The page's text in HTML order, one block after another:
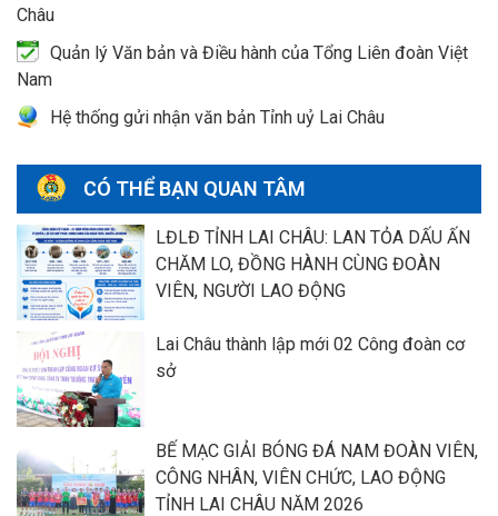
Châu
Quản lý Văn bản và Điều hành của Tổng Liên đoàn Việt
Nam
Hệ thống gửi nhận văn bản Tỉnh uỷ Lai Châu
CÓ THỂ BẠN QUAN TÂM
LĐLĐ TỈNH LAI CHÂU: LAN TỎA DẤU ẤN
CHĂM LO, ĐỒNG HÀNH CÙNG ĐOÀN
VIÊN, NGƯỜI LAO ĐỘNG
Lai Châu thành lập mới 02 Công đoàn cơ
sở
BẾ MẠC GIẢI BÓNG ĐÁ NAM ĐOÀN VIÊN,
CÔNG NHÂN, VIÊN CHỨC, LAO ĐỘNG
TỈNH LAI CHÂU NĂM 2026